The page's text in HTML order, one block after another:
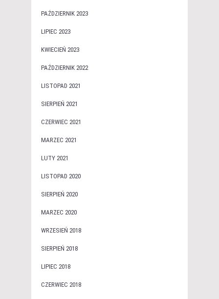
PAŹDZIERNIK 2023
LIPIEC 2023
KWIECIEŃ 2023
PAŹDZIERNIK 2022
LISTOPAD 2021
SIERPIEŃ 2021
CZERWIEC 2021
MARZEC 2021
LUTY 2021
LISTOPAD 2020
SIERPIEŃ 2020
MARZEC 2020
WRZESIEŃ 2018
SIERPIEŃ 2018
LIPIEC 2018
CZERWIEC 2018